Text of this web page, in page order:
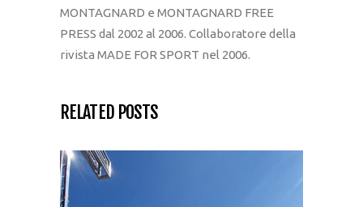
MONTAGNARD e MONTAGNARD FREE
PRESS dal 2002 al 2006. Collaboratore della
rivista MADE FOR SPORT nel 2006.
RELATED POSTS